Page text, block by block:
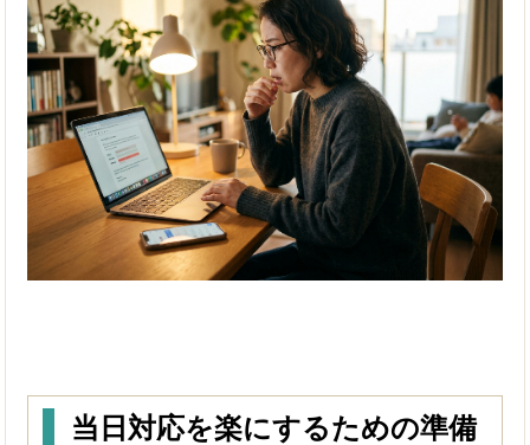
当日対応を楽にするための準備